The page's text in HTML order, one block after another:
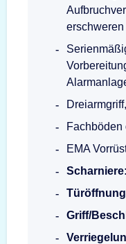
erschweren
Fachböden
EMA
Scharniere:
Griff/